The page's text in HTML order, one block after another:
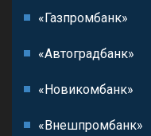
«Газпромбанк»
«Автоградбанк»
«Новикомбанк»
«Внешпромбанк»